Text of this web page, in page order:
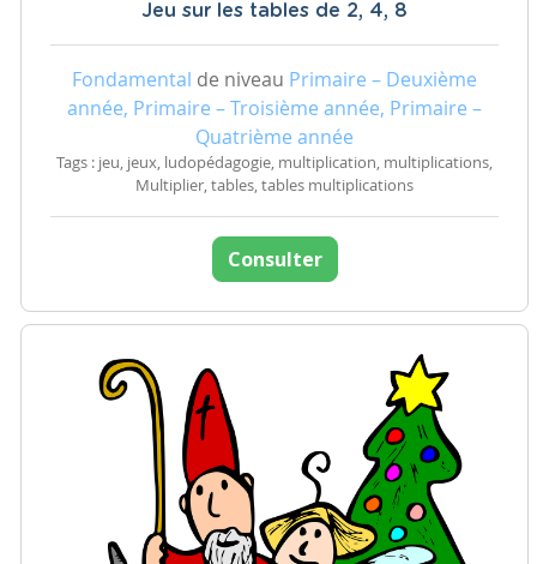
Jeu sur les tables de 2, 4, 8
Fondamental de niveau Primaire – Deuxième
année, Primaire – Troisième année, Primaire –
Quatrième année
Tags : jeu, jeux, ludopédagogie, multiplication, multiplications,
Multiplier, tables, tables multiplications
Consulter